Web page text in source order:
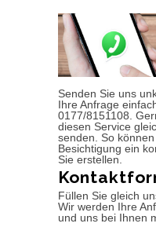
Senden Sie uns
Ihre Anfrage
0177/8151108.
diesen Service
senden. So
Besichtigung ein
Sie erstellen.
Füllen Sie gleich
Wir werden Ihre
und uns bei Ihnen